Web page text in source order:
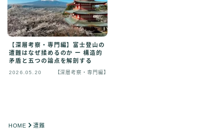
Japanese
【深層考察・専門編】富士登山の
遭難はなぜ揉めるのか ー 構造的
矛盾と五つの論点を解剖する
2026.05.20 【深層考察・専門編】
HOME 遭難